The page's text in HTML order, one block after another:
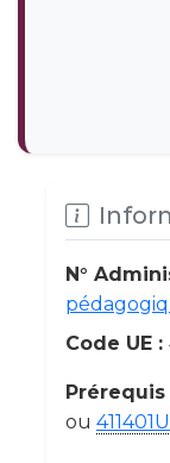
N°
Code UE :
Prérequis
ou